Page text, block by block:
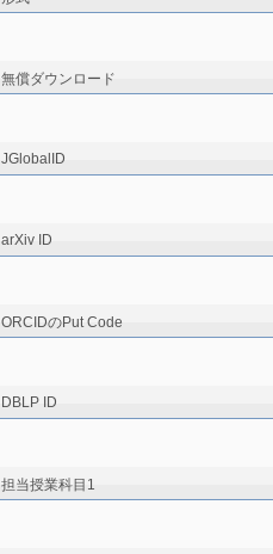
無償ダウンロード
JGlobalID
arXiv ID
ORCIDのPut Code
DBLP ID
担当授業科目1